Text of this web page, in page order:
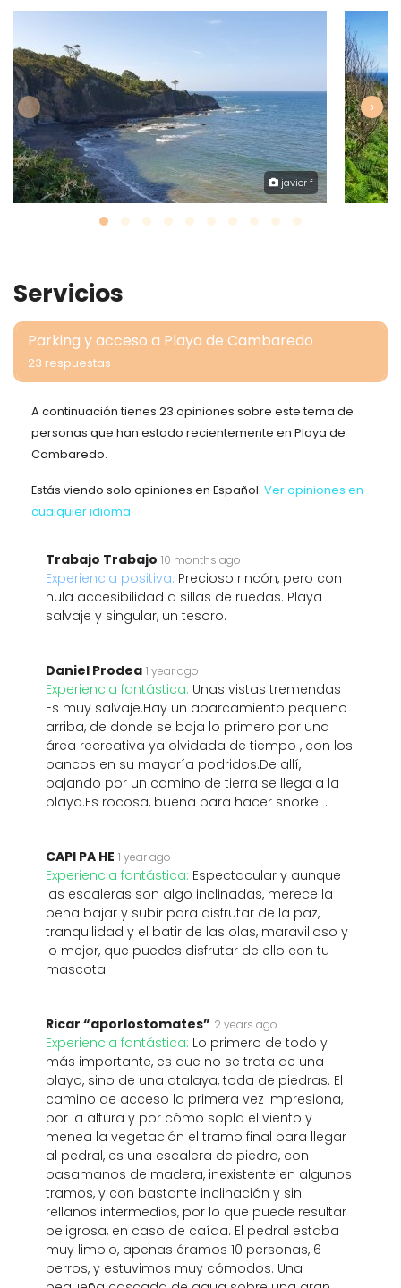
javier f
‹ ›
Servicios
Parking y acceso a Playa de Cambaredo
23 respuestas
A continuación tienes 23 opiniones sobre este tema de
personas que han estado recientemente en Playa de
Cambaredo.
Estás viendo solo opiniones en Español. Ver opiniones en
cualquier idioma
Trabajo Trabajo 10 months ago
Experiencia positiva: Precioso rincón, pero con
nula accesibilidad a sillas de ruedas. Playa
salvaje y singular, un tesoro.
Daniel Prodea 1 year ago
Experiencia fantástica: Unas vistas tremendas
Es muy salvaje.Hay un aparcamiento pequeño
arriba, de donde se baja lo primero por una
área recreativa ya olvidada de tiempo , con los
bancos en su mayoría podridos.De allí,
bajando por un camino de tierra se llega a la
playa.Es rocosa, buena para hacer snorkel .
CAPI PA HE 1 year ago
Experiencia fantástica: Espectacular y aunque
las escaleras son algo inclinadas, merece la
pena bajar y subir para disfrutar de la paz,
tranquilidad y el batir de las olas, maravilloso y
lo mejor, que puedes disfrutar de ello con tu
mascota.
Ricar “aporlostomates” 2 years ago
Experiencia fantástica: Lo primero de todo y
más importante, es que no se trata de una
playa, sino de una atalaya, toda de piedras. El
camino de acceso la primera vez impresiona,
por la altura y por cómo sopla el viento y
menea la vegetación el tramo final para llegar
al pedral, es una escalera de piedra, con
pasamanos de madera, inexistente en algunos
tramos, y con bastante inclinación y sin
rellanos intermedios, por lo que puede resultar
peligrosa, en caso de caída. El pedral estaba
muy limpio, apenas éramos 10 personas, 6
perros, y estuvimos muy cómodos. Una